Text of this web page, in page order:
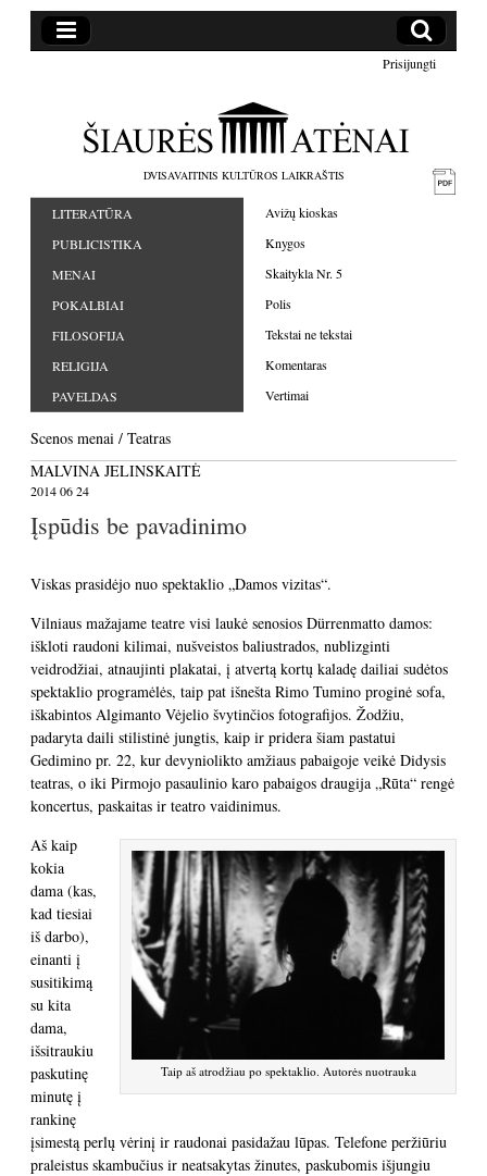
Prisijungti
DVISAVAITINIS KULTŪROS LAIKRAŠTIS
LITERATŪRA
PUBLICISTIKA
MENAI
POKALBIAI
FILOSOFIJA
RELIGIJA
PAVELDAS
Avižų kioskas
Knygos
Skaitykla Nr. 5
Polis
Tekstai ne tekstai
Komentaras
Vertimai
Scenos menai / Teatras
MALVINA JELINSKAITĖ
2014 06 24
Įspūdis be pavadinimo
Viskas prasidėjo nuo spektaklio „Damos vizitas“.
Vilniaus mažajame teatre visi laukė senosios Dürrenmatto damos:
iškloti raudoni kilimai, nušveistos baliustrados, nublizginti
veidrodžiai, atnaujinti plakatai, į atvertą kortų kaladę dailiai sudėtos
spektaklio programėlės, taip pat išnešta Rimo Tumino proginė sofa,
iškabintos Algimanto Vėjelio švytinčios fotografijos. Žodžiu,
padaryta daili stilistinė jungtis, kaip ir pridera šiam pastatui
Gedimino pr. 22, kur devyniolikto amžiaus pabaigoje veikė Didysis
teatras, o iki Pirmojo pasaulinio karo pabaigos draugija „Rūta“ rengė
koncertus, paskaitas ir teatro vaidinimus.
Taip aš atrodžiau po spektaklio. Autorės nuotrauka
Aš kaip
kokia
dama (kas,
kad tiesiai
iš darbo),
einanti į
susitikimą
su kita
dama,
išsitraukiu
paskutinę
minutę į
rankinę
įsimestą perlų vėrinį ir raudonai pasidažau lūpas. Telefone peržiūriu
praleistus skambučius ir neatsakytas žinutes, paskubomis išjungiu